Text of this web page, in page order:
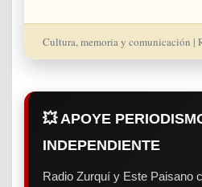
Cultura, memoria y comunicación |
💥 APOYE
INDEPENDIENTE
Radio Zurquí y Este Paisano